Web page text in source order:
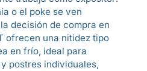
o el poke se ven
decisión de compra en
ofrecen una nitidez tipo
en frío, ideal para
y postres individuales,